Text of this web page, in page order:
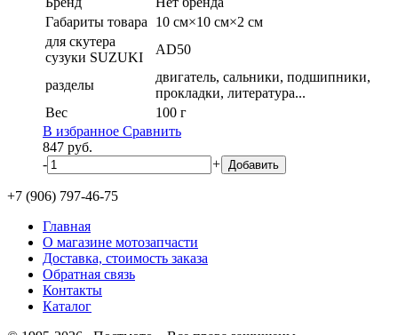
Габариты товара
10 см×10 см×2 см
для скутера
сузуки SUZUKI
AD50
разделы
двигатель, сальники, подшипники,
прокладки, литература...
Вес
100 г
В избранное Сравнить
847 руб.
-
+
+7 (906) 797-46-75
Главная
О магазине мотозапчасти
Доставка, стоимость заказа
Обратная связь
Контакты
Каталог